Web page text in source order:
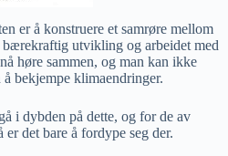
er å konstruere et samrøre mellom
utvikling og arbeidet med
høre sammen, og man kan ikke
bekjempe klimaendringer.
i dybden på dette, og for de av
er det bare å fordype seg der.